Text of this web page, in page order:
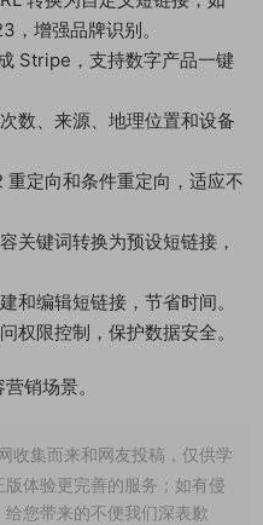
增强品牌识别。
Stripe，支持数字产品一键
数、来源、地理位置和设备
重定向和条件重定向，适应不
关键词转换为预设短链接，
和编辑短链接，节省时间。
权限控制，保护数据安全。
销场景。
收集而来和网友投稿，仅供学
体验更完善的服务；如有侵
您带来的不便我们深表歉